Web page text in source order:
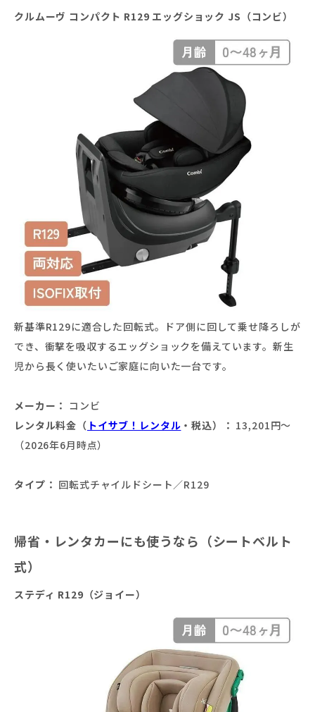
クルムーヴ コンパクト R129 エッグショック JS（コンビ）
新基準R129に適合した回転式。ドア側に回して乗せ降ろしが
でき、衝撃を吸収するエッグショックを備えています。新生
児から長く使いたいご家庭に向いた一台です。
メーカー： コンビ
レンタル料金（ トイサブ！レンタル ・税込）： 13,201円〜
（2026年6月時点）
タイプ： 回転式チャイルドシート／R129
帰省・レンタカーにも使うなら（シートベルト
式）
ステディ R129（ジョイー）